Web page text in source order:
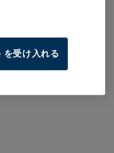
を受け入れる